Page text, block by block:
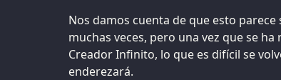
Nos damos cuenta de que esto
muchas veces, pero una vez que se
Creador Infinito, lo que es difícil se
enderezará.